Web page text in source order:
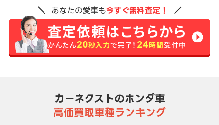
あなたの愛車も今すぐ無料査定！
カーネクストのホンダ車
高価買取車種ランキング